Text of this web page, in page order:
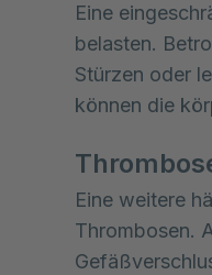
Eine
belasten.
Stürzen oder
können die
Eine weitere
Thrombosen.